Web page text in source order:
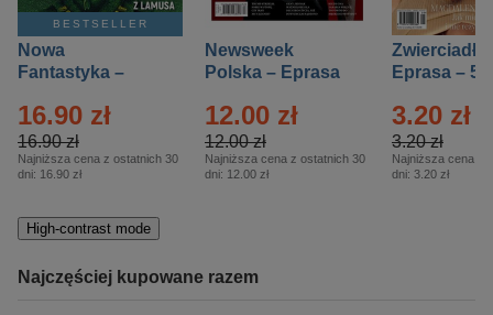
BESTSELLER
Nowa
Fantastyka –
16.90 zł
16.90 zł
Najniższa cena z ostatnich 30
dni: 16.90 zł
Newsweek
Polska – Eprasa
12.00 zł
12.00 zł
Najniższa cena z ostatnich 30
dni: 12.00 zł
Zwierciadło
Eprasa – 5/
3.20 zł
3.20 zł
Najniższa cena z
dni: 3.20 zł
High-contrast mode
Najczęściej kupowane razem